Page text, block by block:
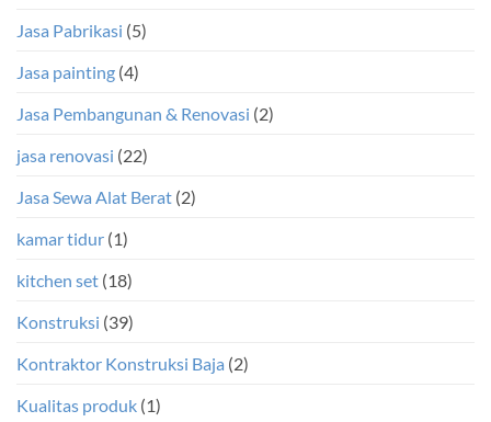
Jasa Pabrikasi (5)
Jasa painting (4)
Jasa Pembangunan & Renovasi (2)
jasa renovasi (22)
Jasa Sewa Alat Berat (2)
kamar tidur (1)
kitchen set (18)
Konstruksi (39)
Kontraktor Konstruksi Baja (2)
Kualitas produk (1)